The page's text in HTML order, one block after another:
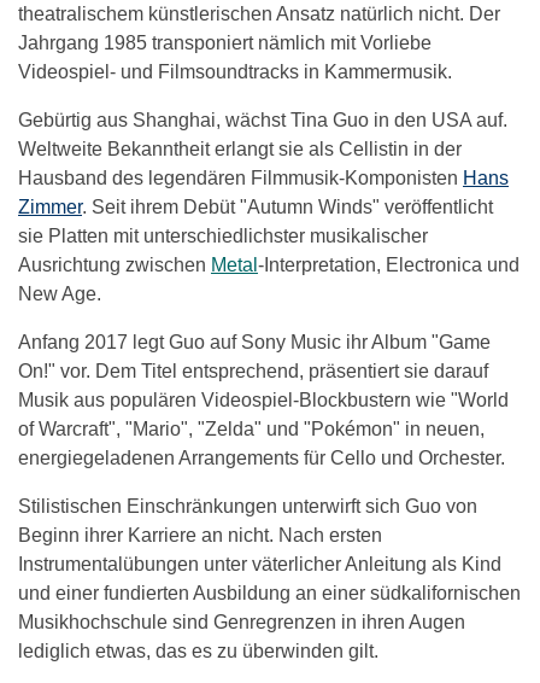
theatralischem künstlerischen Ansatz natürlich nicht. Der
Jahrgang 1985 transponiert nämlich mit Vorliebe
Videospiel- und Filmsoundtracks in Kammermusik.
Gebürtig aus Shanghai, wächst Tina Guo in den USA auf.
Weltweite Bekanntheit erlangt sie als Cellistin in der
Hausband des legendären Filmmusik-Komponisten Hans
Zimmer. Seit ihrem Debüt "Autumn Winds" veröffentlicht
sie Platten mit unterschiedlichster musikalischer
Ausrichtung zwischen Metal -Interpretation, Electronica und
New Age.
Anfang 2017 legt Guo auf Sony Music ihr Album "Game
On!" vor. Dem Titel entsprechend, präsentiert sie darauf
Musik aus populären Videospiel-Blockbustern wie "World
of Warcraft", "Mario", "Zelda" und "Pokémon" in neuen,
energiegeladenen Arrangements für Cello und Orchester.
Stilistischen Einschränkungen unterwirft sich Guo von
Beginn ihrer Karriere an nicht. Nach ersten
Instrumentalübungen unter väterlicher Anleitung als Kind
und einer fundierten Ausbildung an einer südkalifornischen
Musikhochschule sind Genregrenzen in ihren Augen
lediglich etwas, das es zu überwinden gilt.